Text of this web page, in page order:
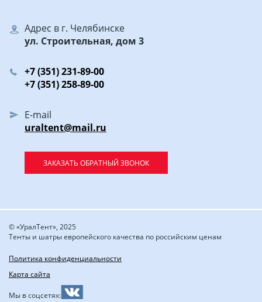
Адрес в г. Челябинске
ул. Строительная, дом 3
+7 (351) 231-89-00
+7 (351) 258-89-00
E-mail
uraltent@mail.ru
ЗАКАЗАТЬ ОБРАТНЫЙ ЗВОНОК
© «УралТент», 2025
Тенты и шатры европейского качества по российским ценам
Политика конфиденциальности
Карта сайта
Мы в соцсетях: